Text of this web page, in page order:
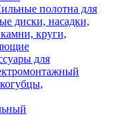
полотна для
диски, насадки,
круги,
для